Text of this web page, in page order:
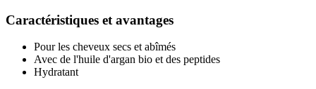
Caractéristiques et avantages
Pour les cheveux secs et abîmés
Avec de l'huile d'argan bio et des peptides
Hydratant